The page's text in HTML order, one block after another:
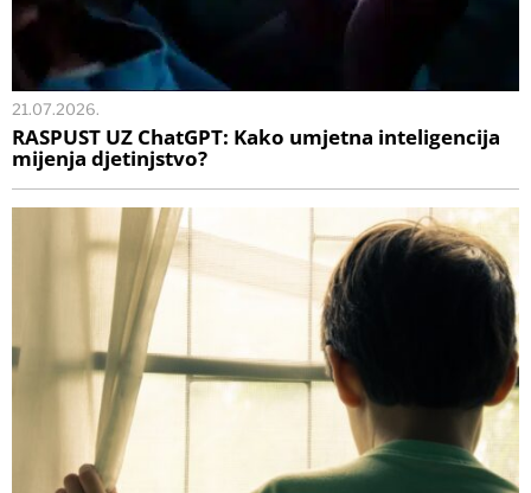
21.07.2026.
RASPUST UZ ChatGPT: Kako umjetna inteligencija
mijenja djetinjstvo?